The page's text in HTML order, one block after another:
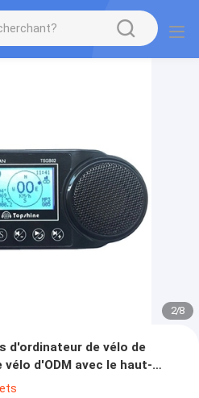
2/8
d'ordinateur de vélo de
d'ODM avec le haut-